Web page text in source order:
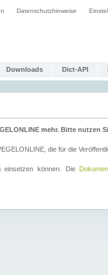
Datenschutzhinweise
Downloads Dict-API
mehr. Bitte nutzen
die für die
einsetzen können. Die